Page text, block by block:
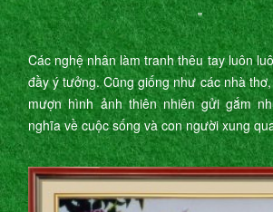
"
Các nghệ nhân làm tranh thêu tay luôn
đầy ý tưởng. Cũng giống như các nhà
mượn hình ảnh thiên nhiên gửi gắm
nghĩa về cuộc sống và con người xung